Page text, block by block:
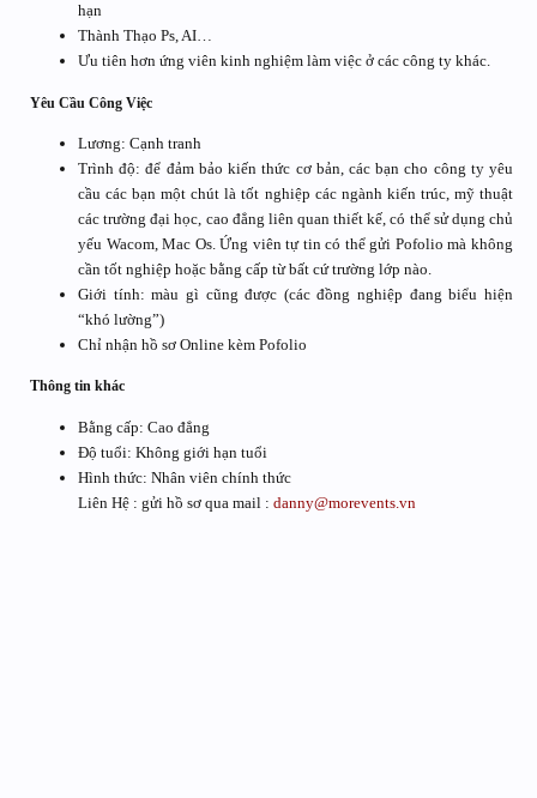
hạn
Thành Thạo Ps, AI…
Ưu tiên hơn ứng viên kinh nghiệm làm việc ở các công ty khác.
Yêu Cầu Công Việc
Lương: Cạnh tranh
Trình độ: để đảm bảo kiến thức cơ bản, các bạn cho công ty yêu
cầu các bạn một chút là tốt nghiệp các ngành kiến trúc, mỹ thuật
các trường đại học, cao đẳng liên quan thiết kế, có thể sử dụng chủ
yếu Wacom, Mac Os. Ứng viên tự tin có thể gửi Pofolio mà không
cần tốt nghiệp hoặc bằng cấp từ bất cứ trường lớp nào.
Giới tính: màu gì cũng được (các đồng nghiệp đang biểu hiện
“khó lường”)
Chỉ nhận hồ sơ Online kèm Pofolio
Thông tin khác
Bằng cấp: Cao đẳng
Độ tuổi: Không giới hạn tuổi
Hình thức: Nhân viên chính thức
Liên Hệ : gửi hồ sơ qua mail : danny@morevents.vn